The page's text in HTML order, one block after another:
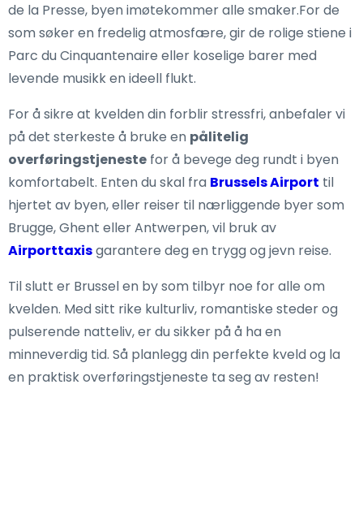
de la Presse, byen imøtekommer alle smaker.For de
som søker en fredelig atmosfære, gir de rolige stiene i
Parc du Cinquantenaire eller koselige barer med
levende musikk en ideell flukt.
For å sikre at kvelden din forblir stressfri, anbefaler vi
på det sterkeste å bruke en pålitelig
overføringstjeneste for å bevege deg rundt i byen
komfortabelt. Enten du skal fra Brussels Airport til
hjertet av byen, eller reiser til nærliggende byer som
Brugge, Ghent eller Antwerpen, vil bruk av
Airporttaxisgarantere deg en trygg og jevn reise.
Til slutt er Brussel en by som tilbyr noe for alle om
kvelden. Med sitt rike kulturliv, romantiske steder og
pulserende natteliv, er du sikker på å ha en
minneverdig tid. Så planlegg din perfekte kveld og la
en praktisk overføringstjeneste ta seg av resten!